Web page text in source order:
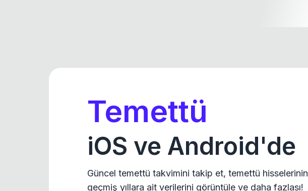
Temettü
iOS ve Android'de
Güncel temettü takvimini takip et, temettü hisselerinin
geçmiş yıllara ait verilerini görüntüle ve daha fazlası!